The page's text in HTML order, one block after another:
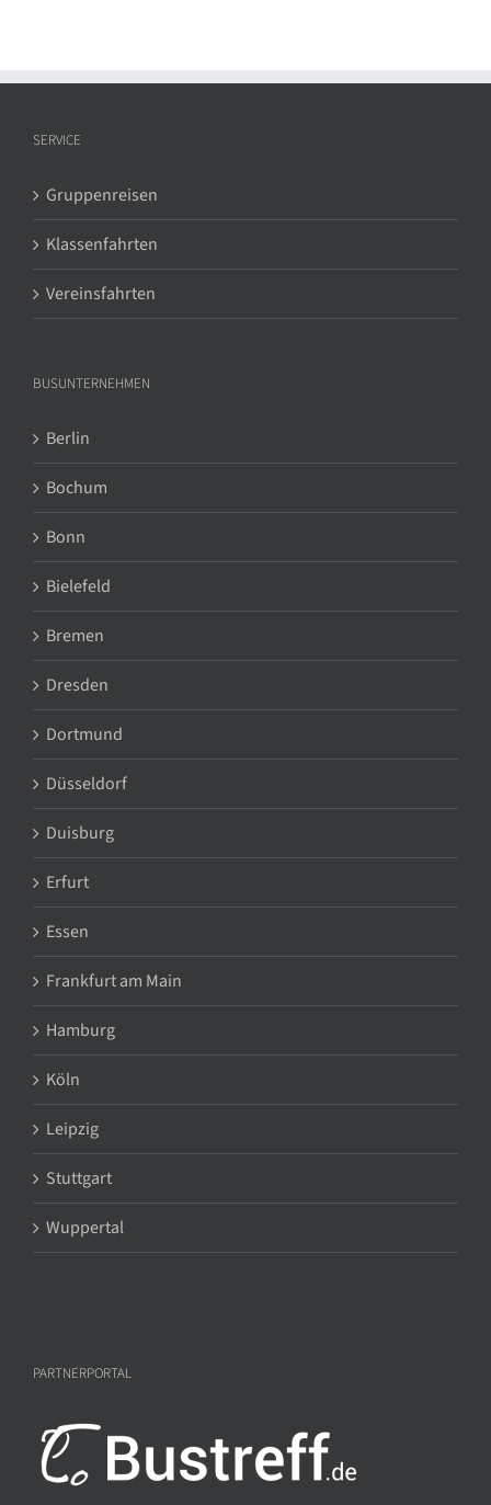
SERVICE
Gruppenreisen
Klassenfahrten
Vereinsfahrten
BUSUNTERNEHMEN
Berlin
Bochum
Bonn
Bielefeld
Bremen
Dresden
Dortmund
Düsseldorf
Duisburg
Erfurt
Essen
Frankfurt am Main
Hamburg
Köln
Leipzig
Stuttgart
Wuppertal
PARTNERPORTAL